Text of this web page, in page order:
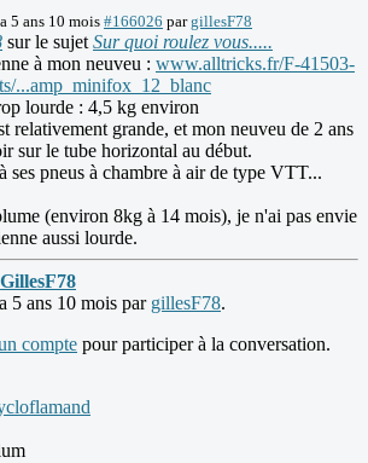
5 ans 10 mois #166026 pargillesF78
sur le sujet Sur quoi roulez vous.....
à mon neuveu : www.alltricks.fr/F-41503-
...amp_minifox_12_blanc
lourde : 4,5 kg environ
relativement grande, et mon neuveu de 2 ans
sur le tube horizontal au début.
ses pneus à chambre à air de type VTT...
(environ 8kg à 14 mois), je n'ai pas envie
aussi lourde.
GillesF78
5 ans 10 mois par gillesF78.
compte pour participer à la conversation.